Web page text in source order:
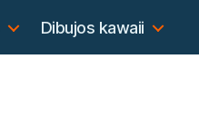
Dibujos kawaii